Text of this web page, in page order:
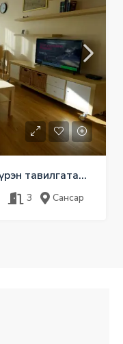
Сансарын Имартын дэргэд бүрэн тавилгатай, тохилог 3 өрөө
3 Сансар